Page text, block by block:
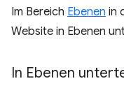
Im Bereich Ebenen in
Website in Ebenen
In Ebenen